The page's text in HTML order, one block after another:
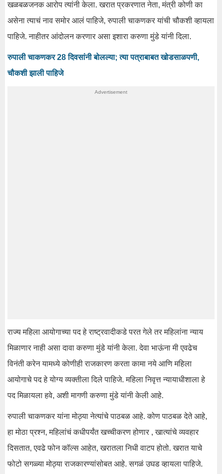
खळबळजनक आरोप त्यांनी केला. खरात प्रकरणात नेता, मंत्री कोणी का
असेना त्याचं नाव समोर आलं पाहिजे, रुपाली चाकणकर यांची चौकशी व्हायला
पाहिजे. नाहीतर आंदोलन करणार असा इशारा करुणा मुंडे यांनी दिला.
रुपाली चाकणकर 28 दिवसांनी बोलल्या; त्या पत्राबाबत खोडसाळपणी,
चौकशी झाली पाहिजे
राज्य महिला आयोगाच्या पद हे राष्ट्रवादीकडे परत गेले तर महिलांना न्याय
मिळाणार नाही असा दावा करुणा मुंडे यांनी केला. देवा भाऊंना मी एवढेच
विनंती करेन यामध्ये कोणीही राजकारण करता कामा नये आणि महिला
आयोगाचे पद हे योग्य व्यक्तीला दिले पाहिजे. महिला निवृत्त न्यायाधीशाला हे
पद मिळायला हवे, अशी मागणी करुणा मुंडे यांनी केली आहे.
रुपाली चाकणकर यांना मोठ्या नेत्यांचे पाठबळ आहे. कोण पाठबळ देते आहे,
हा मोठा प्रश्न, महिलांचं कधीपर्यंत खच्चीकरण होणार , खात्यांचे व्यवहार
दिसतात, एवढे फोन कॉल्स आहेत, खरातला निधी वाटप होतो. खरात याचे
फोटो सगळ्या मोठ्या राजकारण्यांसोबत आहे. सगळं उघड व्हायला पाहिजे.